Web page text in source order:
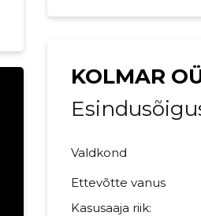
KOLMAR
Valdkond
Ettevõtte vanus
Kasusaaja riik: